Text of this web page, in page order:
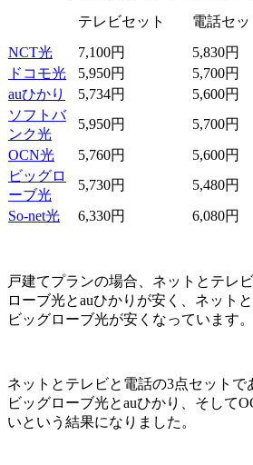
テレビセット 電話セッ
NCT光
7,100円 5,830円
ドコモ光
5,950円 5,700円
auひかり
5,734円 5,600円
ソフトバ
ンク光
5,950円 5,700円
OCN光
5,760円 5,600円
ビッグロ
ーブ光
5,730円 5,480円
So-net光
6,330円 6,080円
戸建てプランの場合、ネットとテレ
ローブ光とauひかりが安く、ネット
ビッグローブ光が安くなっています。
ネットとテレビと電話の3点セットで
ビッグローブ光とauひかり、そして
いという結果になりました。